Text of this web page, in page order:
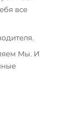
все
Мы. И